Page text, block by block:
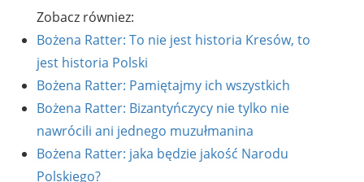
Zobacz równiez:
Bożena Ratter: To nie jest historia Kresów, to
jest historia Polski
Bożena Ratter: Pamiętajmy ich wszystkich
Bożena Ratter: Bizantyńczycy nie tylko nie
nawrócili ani jednego muzułmanina
Bożena Ratter: jaka będzie jakość Narodu
Polskiego?